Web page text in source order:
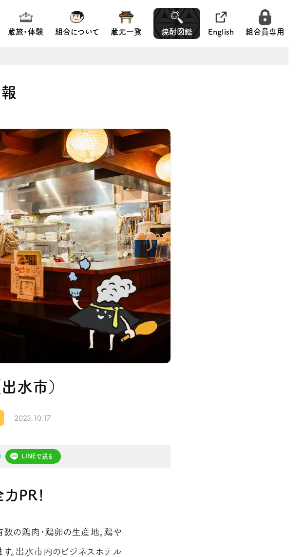
蔵旅・体験 組合について 蔵元一覧 焼酎図鑑 English 組合員専用
水市）
2023.10.17
LINEで送る
PR！
数の鶏肉・鶏卵の生産地。鶏や
。出水市内のビジネスホテル